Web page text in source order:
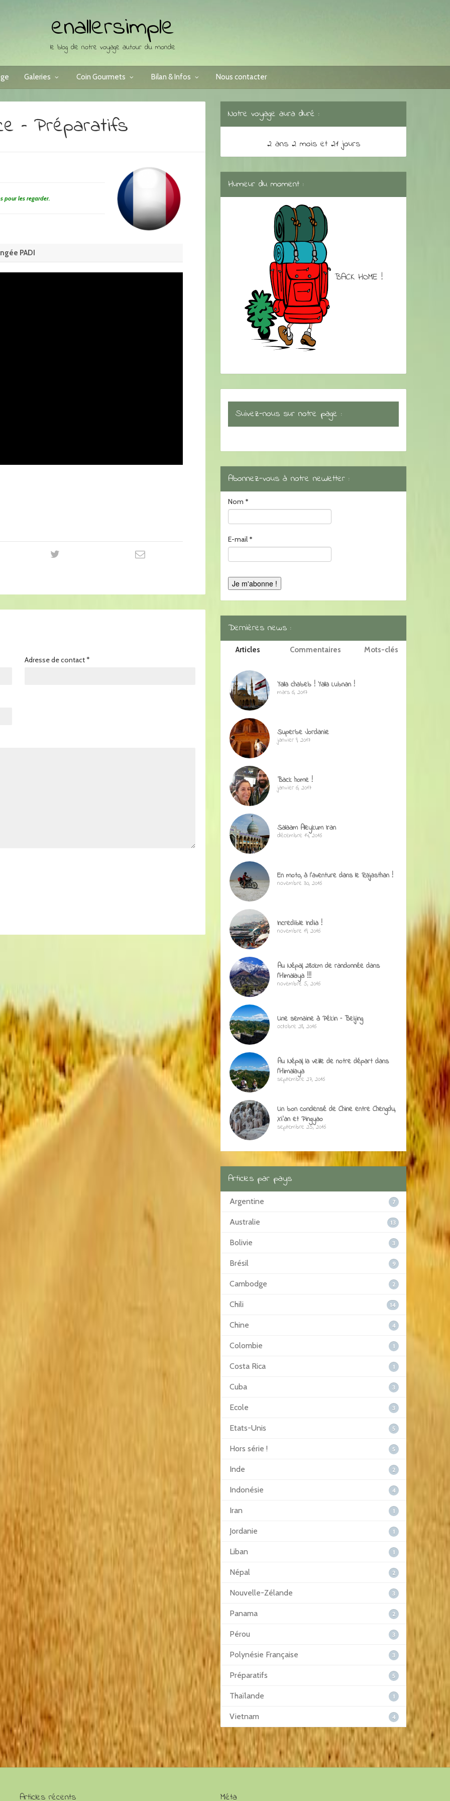
enallersimple
le blog de notre voyage autour du monde
Galeries Coin Gourmets Bilan & Infos Nous contacter
– Préparatifs
pour les regarder.
PADI
Adresse de contact*
Notre voyage aura duré :
2 ans 2 mois et 21 jours
Humeur du moment :
BACK HOME !
Suivez-nous sur notre page :
Abonnez-vous à notre newletter :
Nom *
E-mail *
Dernières news :
Articles Commentaires Mots-clés
Yalla chabeb ! Yalla Lubnan !
mars 6, 2017
Superbe Jordanie
janvier 9, 2017
Back home !
janvier 6, 2017
Salaam Aleykum Iran
décembre 14, 2016
En moto, à l’aventure dans le Rajasthan !
novembre 30, 2016
Incredible India !
novembre 19, 2016
Au Népal, 280km de randonnée dans
l’Himalaya !!!
novembre 5, 2016
Une semaine à Pékin – Beijing
octobre 28, 2016
Au Népal, la veille de notre départ dans
l’Himalaya
septembre 27, 2016
Un bon condensé de Chine entre Chengdu,
Xi’an et Pingyao
septembre 25, 2016
Articles par pays
Argentine 7
Australie 13
Bolivie 3
Brésil 9
Cambodge 2
Chili 14
Chine 4
Colombie 1
Costa Rica 1
Cuba 3
Ecole 3
Etats-Unis 5
Hors série ! 5
Inde 2
Indonésie 4
Iran 1
Jordanie 1
Liban 1
Népal 2
Nouvelle-Zélande 3
Panama 2
Pérou 3
Polynésie Française 3
Préparatifs 5
Thaïlande 1
Vietnam 4
Articles récents Méta